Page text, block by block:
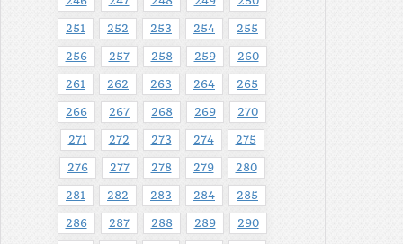
251 252 253 254 255
256 257 258 259 260
261 262 263 264 265
266 267 268 269 270
271 272 273 274 275
276 277 278 279 280
281 282 283 284 285
286 287 288 289 290